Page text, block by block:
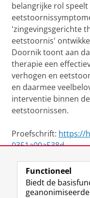
belangrijke rol
'zingevingsgerichte
eetstoornis'
Doornik toont aan
therapie een
verhogen en
en daarmee
interventie binnen
eetstoornissen.
Proefschrift: https://
0351a00a538d
View this page in:English
Functioneel
Biedt de